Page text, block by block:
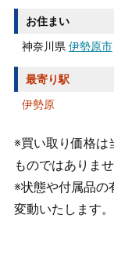
お住まい
神奈川県 伊勢原市
最寄り駅
伊勢原
※買い取り価格は
ものではありま
※状態や付属品の
変動いたします。